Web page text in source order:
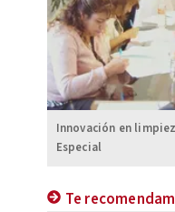
Innovación en
Especial
Te